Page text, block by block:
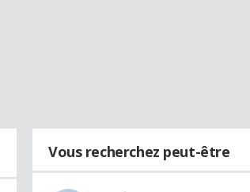
Vous recherchez peut-être